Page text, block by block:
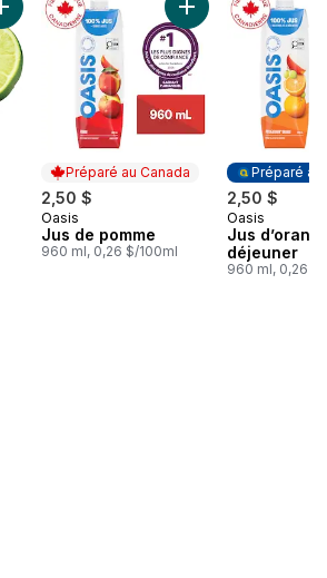
Ajouter Limes au panier
Préparé au Canada
2,50 $
Préparé au Canada
Oasis
Jus de pomme
960 ml, 0,26 $/100ml
Ajouter Jus de
Préparé
2,50 $
Préparé au
Oasis
Jus
déjeuner
960 ml, 0,26